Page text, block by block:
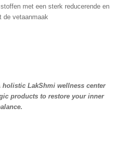
met een sterk reducerende en
de vetaanmaak
holistic LakShmi wellness center
products to restore your inner